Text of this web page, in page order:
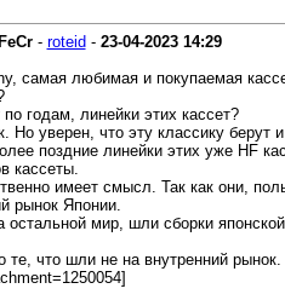
- roteid- 23-04-2023 14:29
самая любимая и покупаемая
годам, линейки этих кассет?
Но уверен, что эту классику
поздние линейки этих уже HF
кассеты.
имеет смысл. Так как они,
рынок Японии.
мир, шли сборки японской.
те, что шли не на внутренний рынок.